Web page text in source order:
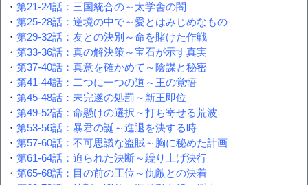
・ 第21-24話：三国統合の～太学舎の闇
・ 第25-28話：逆境の中で～愛とはみじめなもの
・ 第29-32話：友との決別～命を賭けた作戦
・ 第33-36話：真の解決策～宝石が示す真実
・ 第37-40話：真意を確かめて～陰謀と秘密
・ 第41-44話：二つに一つの道～王の覚悟
・ 第45-48話：未完遂の処罰～新王即位
・ 第49-52話：命懸けの選択～打ち寄せる荒波
・ 第53-56話：暴君の誕～進退を決する時
・ 第57-60話：不可思議な盗賊～胸に秘めた計画
・ 第61-64話：迫られた決断～繰り上げ決行
・ 第65-68話：目の前の王位～仇敵との決着